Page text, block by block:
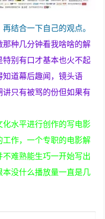
结合一下自己的观点。
种几分钟看我啥啥的解
别有口才基本也火不起
知道幕后趣闻，镜头语
只有被骂的份但如果有
化水平进行创作的写电影
作，一个专职的电影解
难熟能生巧一开始写出
没什么播放量一直是几